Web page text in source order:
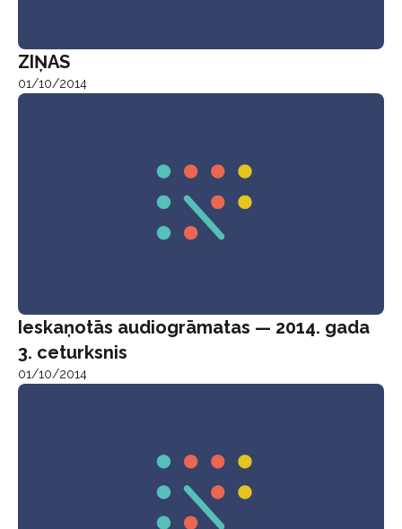
ZIŅAS
01/10/2014
Ieskaņotās audiogrāmatas — 2014. gada
3. ceturksnis
01/10/2014